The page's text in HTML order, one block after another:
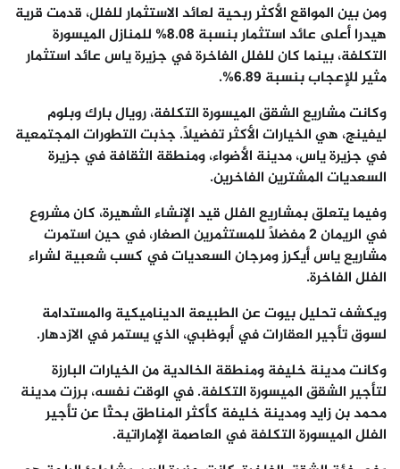
ومن بين المواقع الأكثر ربحية لعائد الاستثمار للفلل، قدمت قرية
هيدرا
أعلى عائد استثمار بنسبة 8.08% للمنازل الميسورة
التكلفة، بينما كان للفلل الفاخرة في جزيرة ياس عائد استثمار
مثير للإعجاب بنسبة 6.89
%.
وكانت مشاريع الشقق الميسورة التكلفة، رويال بارك وبلوم
ليفينج، هي الخيارات الأكثر تفضيلًا. جذبت التطورات المجتمعية
في جزيرة ياس، مدينة الأضواء، ومنطقة الثقافة في جزيرة
السعديات المشترين الفاخرين.
وفيما يتعلق بمشاريع الفلل قيد الإنشاء الشهيرة، كان مشروع
في الريمان 2 مفضلاً للمستثمرين الصغار، في حين استمرت
مشاريع ياس أيكرز ومرجان السعديات في كسب شعبية لشراء
الفلل الفاخرة.
ويكشف تحليل بيوت عن الطبيعة الديناميكية والمستدامة
لسوق تأجير العقارات فيأبوظبي، الذي يستمر في الازدهار.
وكانت مدينة خليفة ومنطقة الخالدية من الخيارات البارزة
لتأجير الشقق الميسورة التكلفة. في الوقت نفسه، برزت مدينة
محمد بن زايد ومدينة خليفة كأكثر المناطق بحثًا عن تأجير
الفلل الميسورة التكلفة في العاصمة الإماراتية.